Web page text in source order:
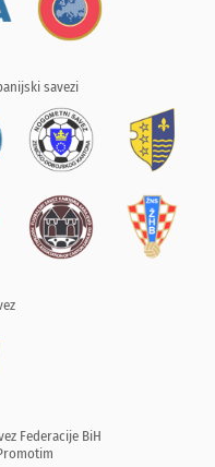
savezi
Federacije BiH